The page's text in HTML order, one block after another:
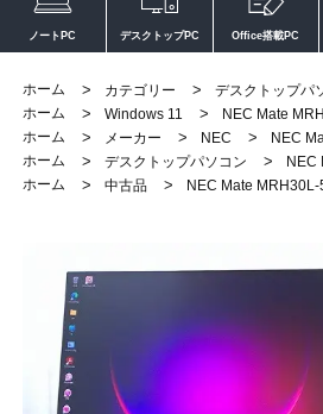
ノートPC デスクトップPC Office搭載PC
ホーム > カテゴリー > デスクトップパ
ホーム
> Windows 11 >
NEC Mate
ホーム
> メーカー > NEC >
NEC
ホーム
> デスクトップパソコン >
NEC
ホーム
> 中古品 > NEC Mate MRH30L-